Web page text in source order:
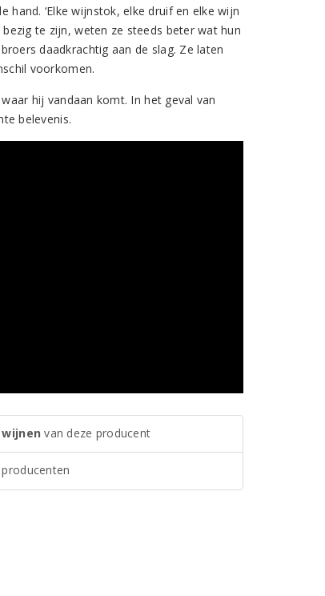
hand. ‘Elke wijnstok, elke druif en elke wijn
te zijn, weten ze steeds beter wat hun
daadkrachtig aan de slag. Ze laten
voorkomen.
hij vandaan komt. In het geval van
belevenis.
van deze producent
producenten